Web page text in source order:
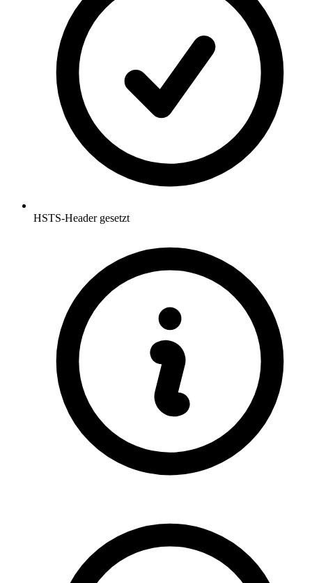
HSTS-Header gesetzt